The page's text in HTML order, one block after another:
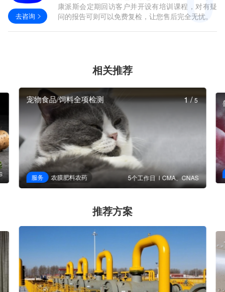
去咨询
康派斯会定期回访客户并开设有培训课程，对有疑
问的报告可则可以免费复检，让您售后完全无忧。
相关推荐
宠物食品/饲料全项检测
服务 农膜肥料农药 5个工作日 CMA、CNAS
1/5
推荐方案